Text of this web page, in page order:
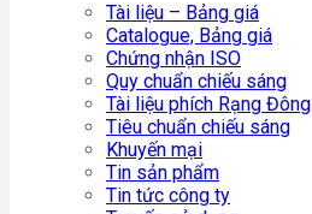
Tài liệu – Bảng giá
Catalogue, Bảng giá
Chứng nhận ISO
Quy chuẩn chiếu sáng
Tài liệu phích Rạng Đông
Tiêu chuẩn chiếu sáng
Khuyến mại
Tin sản phẩm
Tin tức công ty